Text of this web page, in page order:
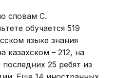
словам С.
обучается 519
языке знания
казахском – 212, на
25 ребят из